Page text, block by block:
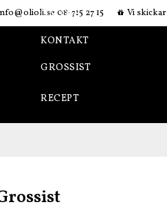
08-715 27 15 Vi
OM OSS
KONTAKT
GROSSIST
RECEPT